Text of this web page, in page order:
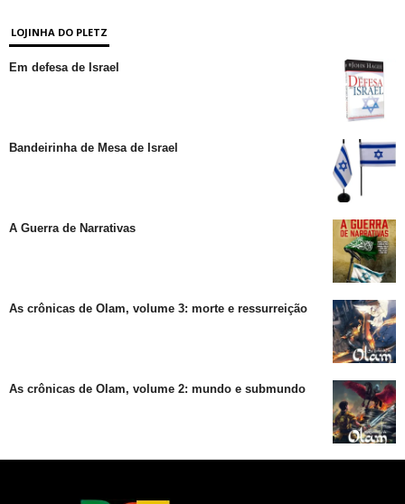
LOJINHA DO PLETZ
Em defesa de Israel
Bandeirinha de Mesa de Israel
A Guerra de Narrativas
As crônicas de Olam, volume 3: morte e ressurreição
As crônicas de Olam, volume 2: mundo e submundo